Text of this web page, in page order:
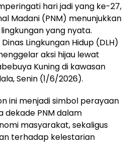
hari jadi yang ke-27,
Madani (PNM) menunjukkan
yang nyata.
Lingkungan Hidup (DLH)
aksi hijau lewat
Kuning di kawasan
Senin (1/6/2026).
ini menjadi simbol perayaan
dekade PNM dalam
masyarakat, sekaligus
terhadap kelestarian